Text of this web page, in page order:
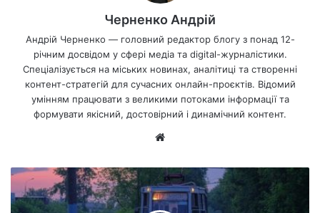
Черненко Андрій
Андрій Черненко — головний редактор блогу з понад 12-
річним досвідом у сфері медіа та digital-журналістики.
Спеціалізується на міських новинах, аналітиці та створенні
контент-стратегій для сучасних онлайн-проєктів. Відомий
умінням працювати з великими потоками інформації та
формувати якісний, достовірний і динамічний контент.
са
йт